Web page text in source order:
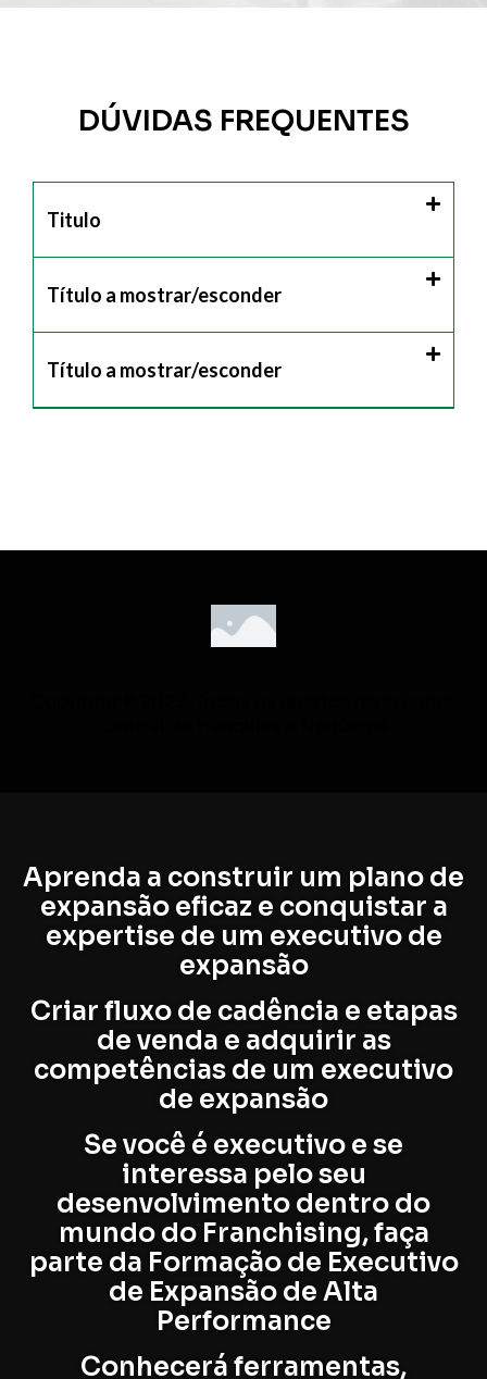
DÚVIDAS FREQUENTES
Titulo
Título a mostrar/esconder
Título a mostrar/esconder
Aprenda a construir um plano de
expansão eficaz e conquistar a
expertise de um executivo de
expansão
Criar fluxo de cadência e etapas
de venda e adquirir as
competências de um executivo
de expansão
Se você é executivo e se
interessa pelo seu
desenvolvimento dentro do
mundo do Franchising, faça
parte da Formação de Executivo
de Expansão de Alta
Performance
Conhecerá ferramentas,